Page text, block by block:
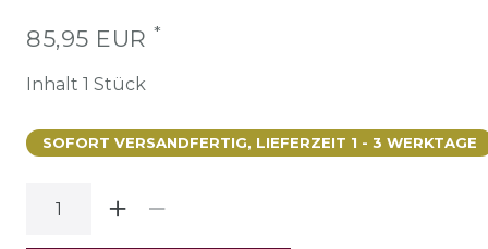
85,95 EUR *
Inhalt 1 Stück
SOFORT VERSANDFERTIG, LIEFERZEIT 1 - 3 WERKTAGE